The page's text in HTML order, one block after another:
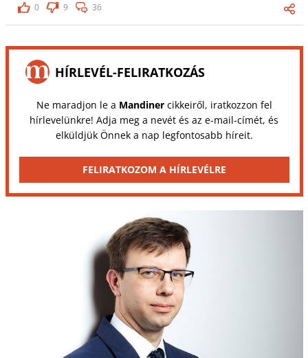
0
9 36
HÍRLEVÉL-FELIRATKOZÁS
Ne maradjon le a Mandinercikkeiről, iratkozzon fel
hírlevelünkre! Adja meg a nevét és az e-mail-címét, és
elküldjük Önnek a nap legfontosabb híreit.
FELIRATKOZOM A HÍRLEVÉLRE